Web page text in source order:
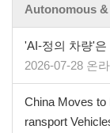
Autonomous &
'AI-정의 차량'
2026-07-28 온
China Moves to
ransport